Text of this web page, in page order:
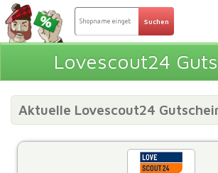
Lovescout24
Aktuelle Lovescout24